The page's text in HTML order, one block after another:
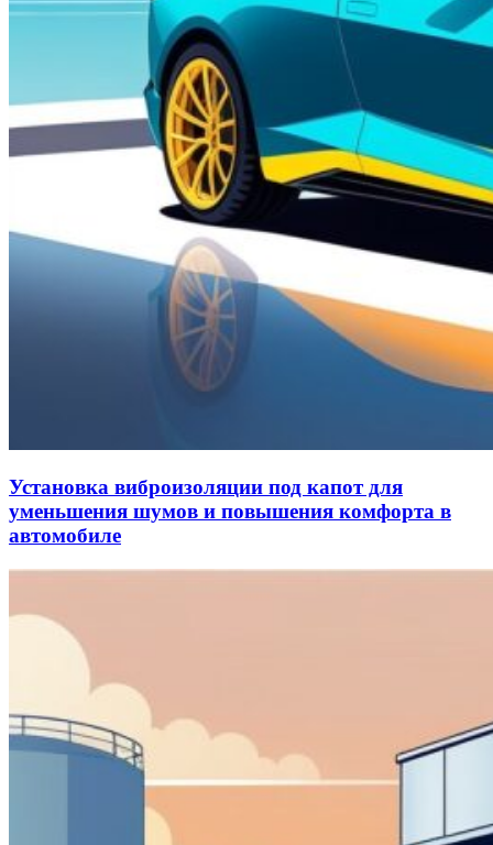
Установка виброизоляции под капот для
уменьшения шумов и повышения комфорта в
автомобиле